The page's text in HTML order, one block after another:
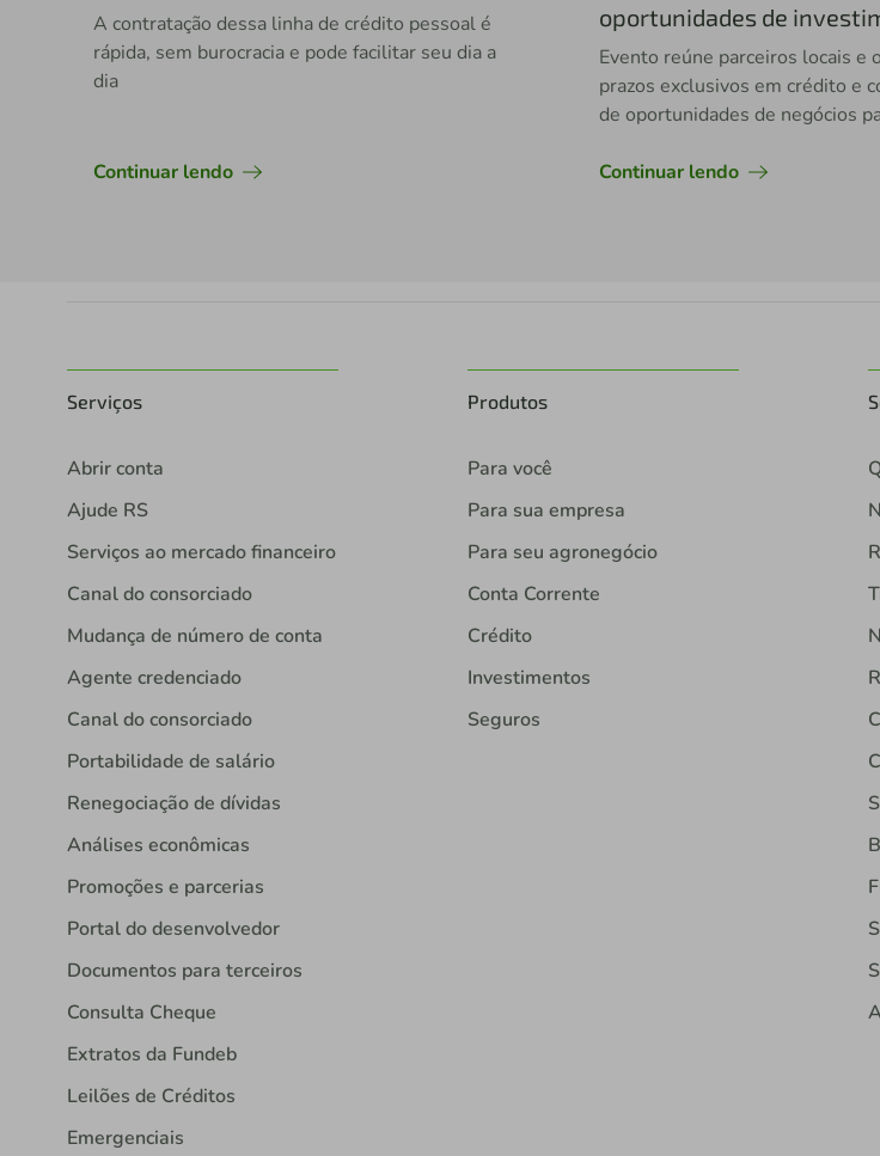
A contratação dessa linha de crédito pessoal é
rápida, sem burocracia e pode facilitar seu dia a
dia
Continuar lendo
oportunidades de
Evento reúne parceiros locais e
prazos exclusivos em crédito e
de oportunidades de negócios
Continuar lendo
Serviços
Abrir conta
Ajude RS
Serviços ao mercado financeiro
Canal do consorciado
Mudança de número de conta
Agente credenciado
Canal do consorciado
Portabilidade de salário
Renegociação de dívidas
Análises econômicas
Promoções e parcerias
Portal do desenvolvedor
Documentos para terceiros
Consulta Cheque
Extratos da Fundeb
Leilões de Créditos
Emergenciais
Produtos
Para você
Para sua empresa
Para seu agronegócio
Conta Corrente
Crédito
Investimentos
Seguros